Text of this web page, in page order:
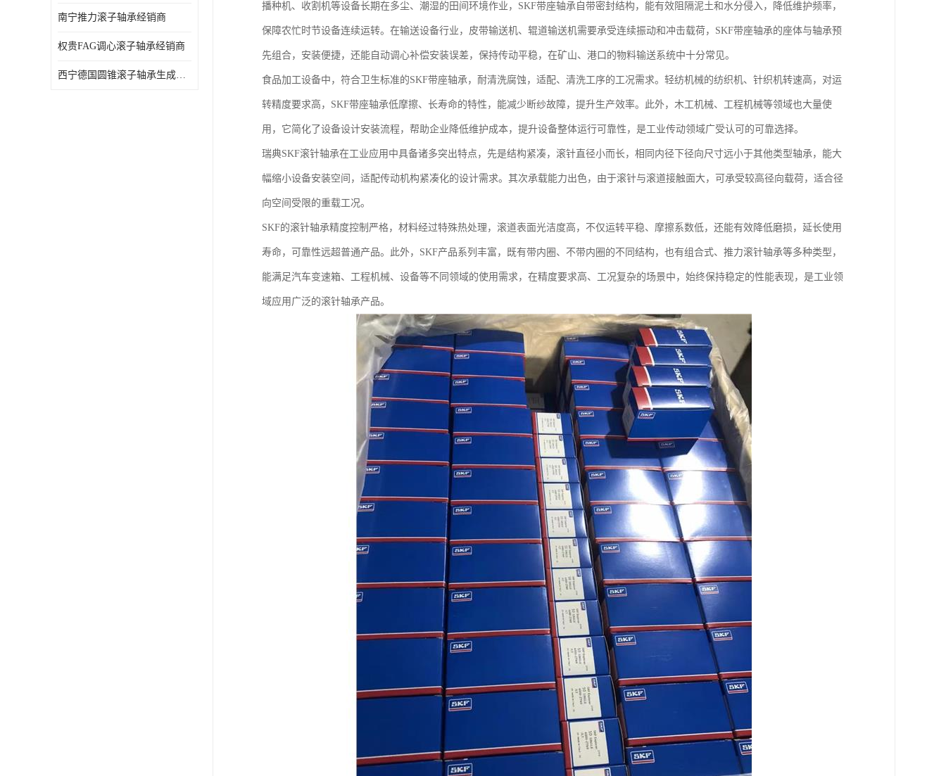
南宁推力滚子轴承经销商
权贵FAG调心滚子轴承经销商
西宁德国圆锥滚子轴承生成厂家
播种机、收割机等设备长期在多尘、潮湿的田间环境作业，SKF带座轴承自带密封结构，能有效阻隔泥土和水分侵入，降低维护频率，
保障农忙时节设备连续运转。在输送设备行业，皮带输送机、辊道输送机需要承受连续振动和冲击载荷，SKF带座轴承的座体与轴承预
先组合，安装便捷，还能自动调心补偿安装误差，保持传动平稳，在矿山、港口的物料输送系统中十分常见。
食品加工设备中，符合卫生标准的SKF带座轴承，耐清洗腐蚀，适配、清洗工序的工况需求。轻纺机械的纺织机、针织机转速高，对运
转精度要求高，SKF带座轴承低摩擦、长寿命的特性，能减少断纱故障，提升生产效率。此外，木工机械、工程机械等领域也大量使
用，它简化了设备设计安装流程，帮助企业降低维护成本，提升设备整体运行可靠性，是工业传动领域广受认可的可靠选择。
瑞典SKF滚针轴承在工业应用中具备诸多突出特点，先是结构紧凑，滚针直径小而长，相同内径下径向尺寸远小于其他类型轴承，能大
幅缩小设备安装空间，适配传动机构紧凑化的设计需求。其次承载能力出色，由于滚针与滚道接触面大，可承受较高径向载荷，适合径
向空间受限的重载工况。
SKF的滚针轴承精度控制严格，材料经过特殊热处理，滚道表面光洁度高，不仅运转平稳、摩擦系数低，还能有效降低磨损，延长使用
寿命，可靠性远超普通产品。此外，SKF产品系列丰富，既有带内圈、不带内圈的不同结构，也有组合式、推力滚针轴承等多种类型，
能满足汽车变速箱、工程机械、设备等不同领域的使用需求，在精度要求高、工况复杂的场景中，始终保持稳定的性能表现，是工业领
域应用广泛的滚针轴承产品。